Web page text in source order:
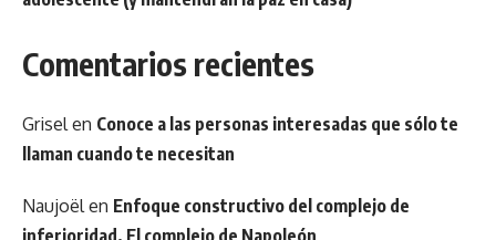
Comentarios recientes
Grisel en Conoce a las personas interesadas que sólo te
llaman cuando te necesitan
Naujoël en Enfoque constructivo del complejo de
inferioridad. El complejo de Napoleón